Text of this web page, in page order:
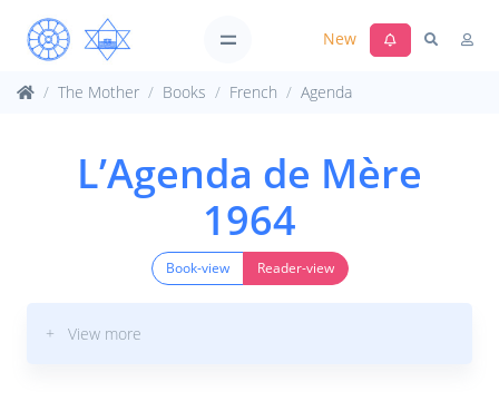
New
The Mother Books French Agenda
L’Agenda de Mère
1964
Book-view Reader-view
+ View more